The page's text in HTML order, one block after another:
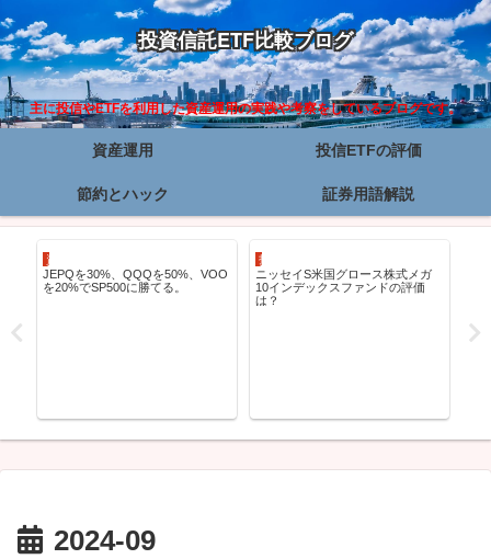
投資信託ETF比較ブログ
主に投信やETFを利用した資産運用の実践や考察をしているブログです。
資産運用 投信ETFの評価
節約とハック 証券用語解説
資産運用
JEPQを30%、QQQを50%、VOO
を20%でSP500に勝てる。
投信ETFの評価
ニッセイS米国グロース株式メガ
10インデックスファンドの評価
は？
2024-09